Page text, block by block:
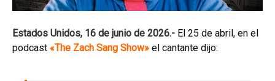
Estados Unidos, 16 de junio de 2026.- El 25 de abril, en el
podcast «The Zach Sang Show» el cantante dijo: